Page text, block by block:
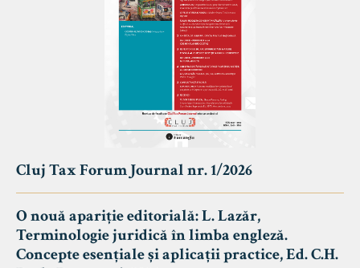
Cluj Tax Forum Journal nr. 1/2026
O nouă apariție editorială: L. Lazăr,
Terminologie juridică în limba engleză.
Concepte esențiale și aplicații practice, Ed. C.H.